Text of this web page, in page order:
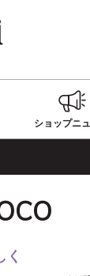
ショップニ
く